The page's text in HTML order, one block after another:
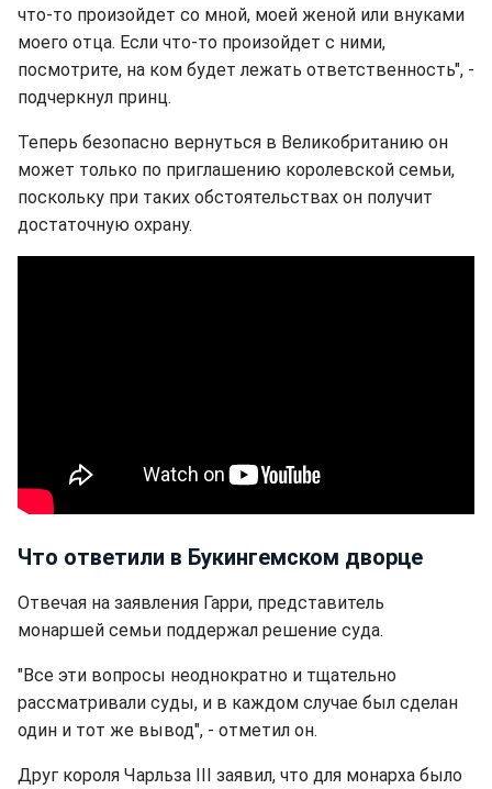
что-то произойдет со мной, моей женой или внуками
моего отца. Если что-то произойдет с ними,
посмотрите, на ком будет лежать ответственность", -
подчеркнул принц.
Теперь безопасно вернуться в Великобританию он
может только по приглашению королевской семьи,
поскольку при таких обстоятельствах он получит
достаточную охрану.
Что ответили в Букингемском дворце
Отвечая на заявления Гарри, представитель
монаршей семьи поддержал решение суда.
"Все эти вопросы неоднократно и тщательно
рассматривали суды, и в каждом случае был сделан
один и тот же вывод", - отметил он.
Друг короля Чарльза III заявил, что для монарха было